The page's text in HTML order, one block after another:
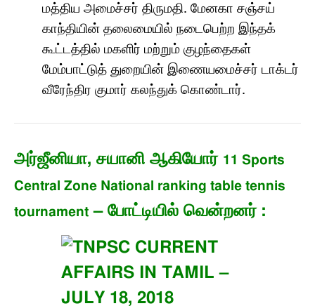
மத்திய அமைச்சர் திருமதி. மேனகா சஞ்சய்
காந்தியின் தலைமையில் நடைபெற்ற இந்தக்
கூட்டத்தில் மகளிர் மற்றும் குழந்தைகள்
மேம்பாட்டுத் துறையின் இணையமைச்சர் டாக்டர்
வீரேந்திர குமார் கலந்துக் கொண்டார்.
அர்ஜீனியா, சயானி ஆகியோர் 11 Sports
Central Zone National ranking table tennis
tournament – போட்டியில் வென்றனர் :